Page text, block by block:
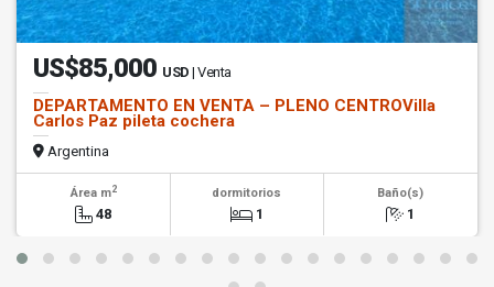
US$85,000 USD | Venta
DEPARTAMENTO EN VENTA – PLENO CENTROVilla
Carlos Paz pileta cochera
Argentina
Área m2
48
dormitorios
1
Baño(s)
1